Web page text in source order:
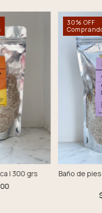
| 300 grs
30% OFF
Baño de